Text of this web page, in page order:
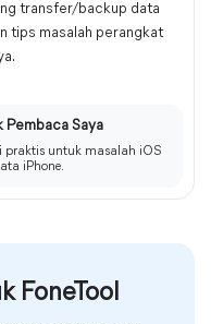
transfer/backup data
tips masalah perangkat
Pembaca Saya
praktis untuk masalah iOS
iPhone.
FoneTool